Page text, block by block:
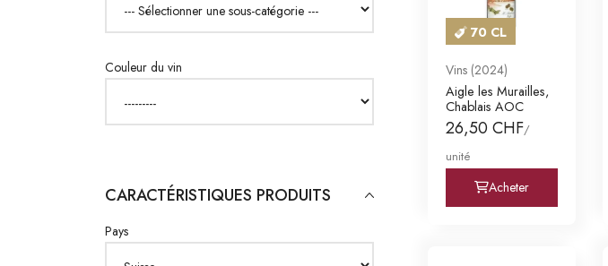
Couleur du vin
CARACTÉRISTIQUES PRODUITS
Pays
70 CL
Vins (2024)
Aigle les Murailles,
Chablais AOC
26,50 CHF/
unité
Acheter